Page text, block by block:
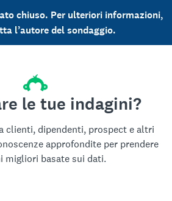
chiuso. Per ulteriori informazioni,
l’autore del sondaggio.
le tue indagini?
clienti, dipendenti, prospect e altri
approfondite per prendere
migliori basate sui dati.